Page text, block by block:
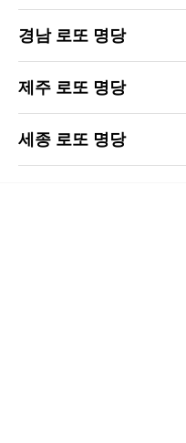
경남 로또 명당
제주 로또 명당
세종 로또 명당